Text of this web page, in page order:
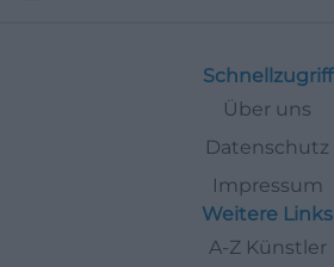
Schnellzugriff
Über uns
Datenschutz
Impressum
Weitere Links
A-Z Künstler